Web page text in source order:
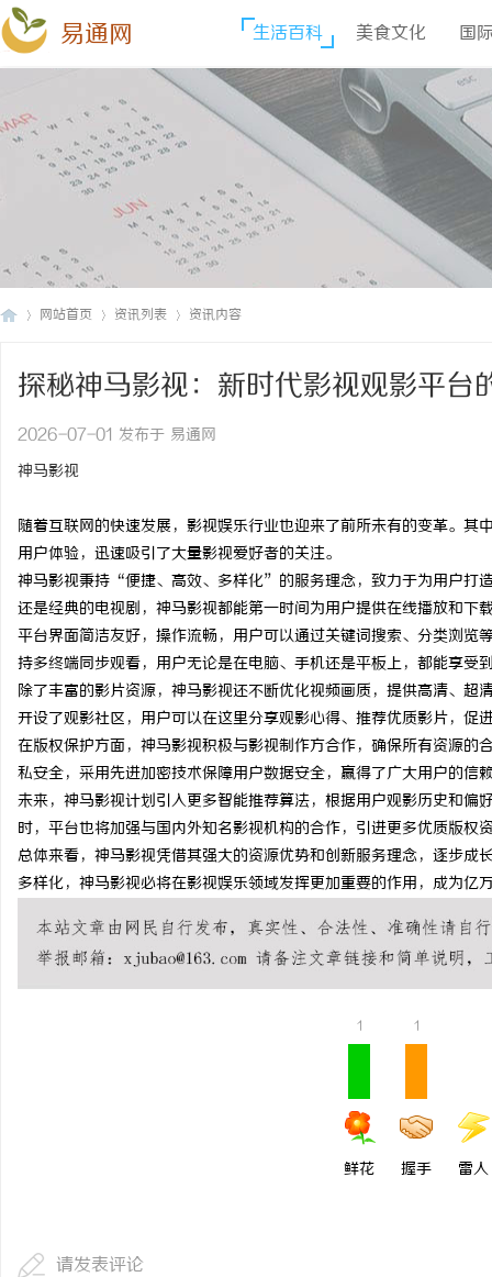
易通网 生活百科 美食文化 国
网站首页 资讯列表 资讯内容
探秘神马影视：新时代影视观影平台
2026-07-01 发布于 易通网
神马影视
随着互联网的快速发展，影视娱乐行业也迎来了前所未有的变革。其
用户体验，迅速吸引了大量影视爱好者的关注。
神马影视秉持“便捷、高效、多样化”的服务理念，致力于为用户打
还是经典的电视剧，神马影视都能第一时间为用户提供在线播放和下
平台界面简洁友好，操作流畅，用户可以通过关键词搜索、分类浏
持多终端同步观看，用户无论是在电脑、手机还是平板上，都能享受
除了丰富的影片资源，神马影视还不断优化视频画质，提供高清、
开设了观影社区，用户可以在这里分享观影心得、推荐优质影片，促
在版权保护方面，神马影视积极与影视制作方合作，确保所有资源
私安全，采用先进加密技术保障用户数据安全，赢得了广大用户的信
未来，神马影视计划引入更多智能推荐算法，根据用户观影历史和
时，平台也将加强与国内外知名影视机构的合作，引进更多优质版权
总体来看，神马影视凭借其强大的资源优势和创新服务理念，逐步
多样化，神马影视必将在影视娱乐领域发挥更加重要的作用，成为亿
1
鲜花
1
握手 雷人
请发表评论